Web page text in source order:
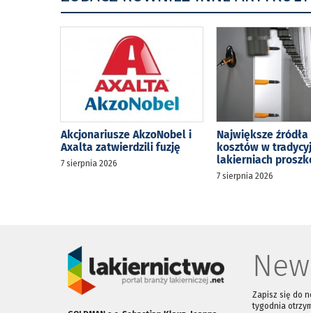
Akcjonariusze AkzoNobel i
Axalta zatwierdzili fuzję
7 sierpnia 2026
Największe
kosztów w
lakierniach
7 sierpnia 2026
Zapisz się do
tygodnia